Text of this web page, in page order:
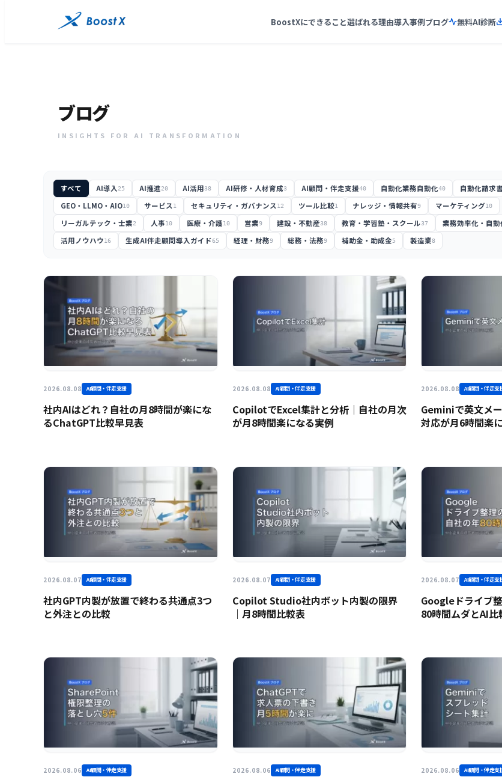
BoostXにできること選ばれる理由導入事例ブログ 無料AI診断
ブログ
INSIGHTS FOR AI TRANSFORMATION
すべて AI導入 25 AI推進20 AI活用38 AI研修・人材育成3 AI顧問・伴走支援40 自動化業務自動化40 自動化請求
GEO・LLMO・AIO10 サービス 1 セキュリティ・ガバナンス 12 ツール比較1 ナレッジ・情報共有9 マーケティング10
リーガルテック・士業2 人事10 医療・介護10 営業9 建設・不動産38 教育・学習塾・スクール37 業務効率化・自動
活用ノウハウ16 生成AI伴走顧問導入ガイド65 経理・財務9 総務・法務9 補助金・助成金5 製造業8
2026.08.08 AI顧問・伴走支援
社内AIはどれ？自社の月8時間が楽にな
るChatGPT比較早見表
2026.08.08 AI顧問・伴走支援
CopilotでExcel集計と分析｜自社の月次
が月8時間楽になる実例
2026.08.08 AI顧問・伴走支
Geminiで英文メ
対応が月6時間楽
2026.08.07 AI顧問・伴走支援
社内GPT内製が放置で終わる共通点3つ
と外注との比較
2026.08.07 AI顧問・伴走支援
Copilot Studio社内ボット内製の限界
｜月8時間比較表
2026.08.07 AI顧問・伴走支
Googleドライブ
80時間ムダとAI比
2026.08.06 AI顧問・伴走支援 2026.08.06 AI顧問・伴走支援 2026.08.06 AI顧問・伴走支